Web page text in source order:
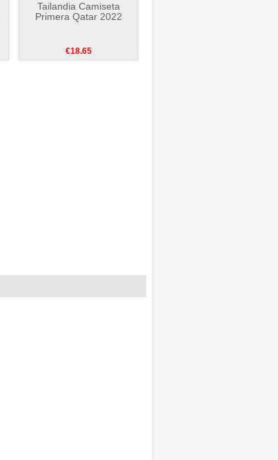
Tailandia Camiseta
Primera Qatar 2022
€18.65